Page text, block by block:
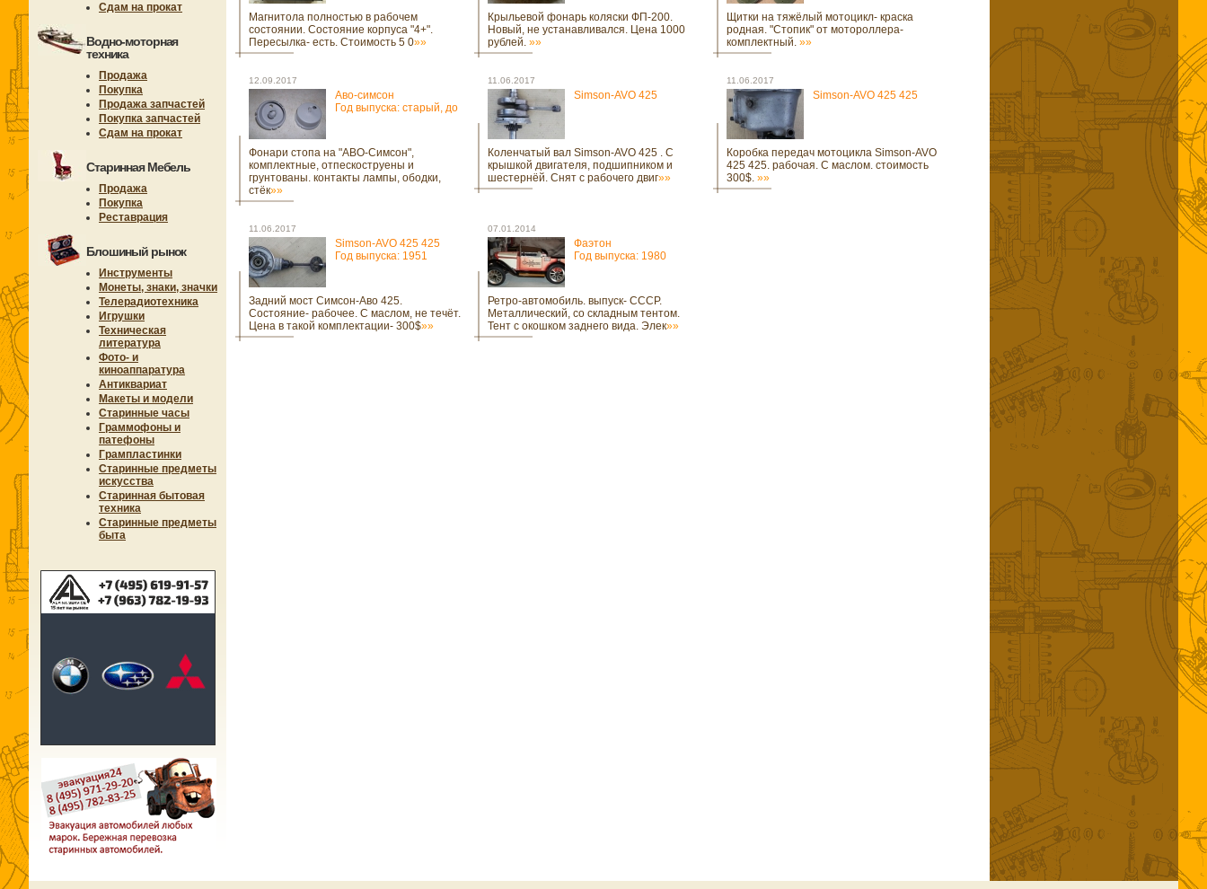
Сдам на прокат
Водно-моторная
техника
Продажа
Покупка
Продажа запчастей
Покупка запчастей
Сдам на прокат
Старинная Мебель
Продажа
Покупка
Реставрация
Блошиный рынок
Инструменты
Монеты, знаки, значки
Телерадиотехника
Игрушки
Техническая
литература
Фото- и
киноаппаратура
Антиквариат
Макеты и модели
Старинные часы
Граммофоны и
патефоны
Грампластинки
Старинные предметы
искусства
Старинная бытовая
техника
Старинные предметы
быта
Магнитола полностью в рабочем
состоянии. Состояние корпуса "4+".
Пересылка- есть. Стоимость 5 0»»
Крыльевой фонарь коляски ФП-200.
Новый, не устанавливался. Цена 1000
рублей. »»
Щитки на тяжёлый мотоцикл- краска
родная. "Стопик" от мотороллера-
комплектный. »»
12.09.2017
Аво-симсон
Год выпуска: старый, до
Фонари стопа на "АВО-Симсон",
комплектные, отпескоструены и
грунтованы. контакты лампы, ободки,
стёк»»
11.06.2017
Simson-AVO 425
Коленчатый вал Simson-AVO 425 . С
крышкой двигателя, подшипником и
шестернёй. Снят с рабочего двиг»»
11.06.2017
Simson-AVO 425 425
Коробка передач мотоцикла Simson-AVO
425 425. рабочая. С маслом. стоимость
300$. »»
11.06.2017
Simson-AVO 425 425
Год выпуска: 1951
Задний мост Симсон-Аво 425.
Состояние- рабочее. С маслом, не течёт.
Цена в такой комплектации- 300$»»
07.01.2014
Фаэтон
Год выпуска: 1980
Ретро-автомобиль. выпуск- СССР.
Металлический, со складным тентом.
Тент с окошком заднего вида. Элек»»